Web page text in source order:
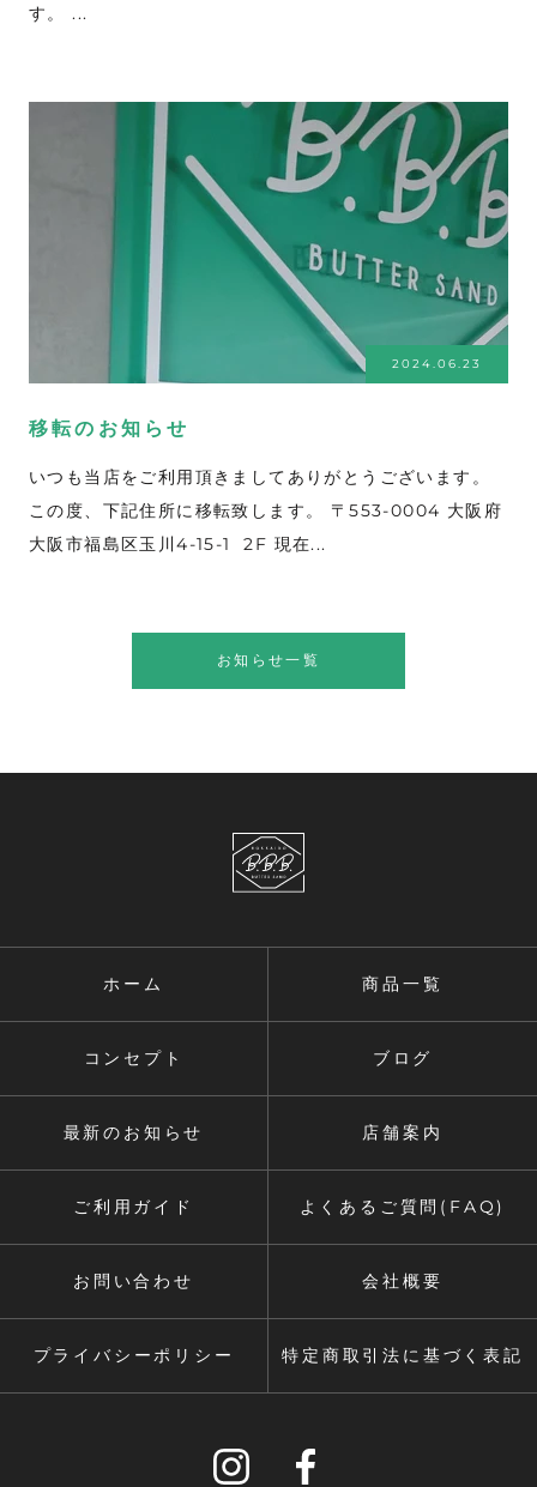
す。 ...
2024.06.23
移転のお知らせ
いつも当店をご利用頂きましてありがとうございます。
この度、下記住所に移転致します。 〒553-0004 大阪府
大阪市福島区玉川4-15-1 2F 現在...
お知らせ一覧
ホーム 商品一覧
コンセプト ブログ
最新のお知らせ 店舗案内
ご利用ガイド よくあるご質問(FAQ)
お問い合わせ 会社概要
プライバシーポリシー 特定商取引法に基づく表記